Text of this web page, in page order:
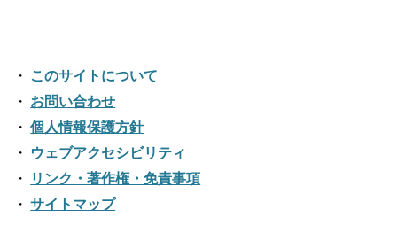
このサイトについて
お問い合わせ
個人情報保護方針
ウェブアクセシビリティ
リンク・著作権・免責事項
サイトマップ